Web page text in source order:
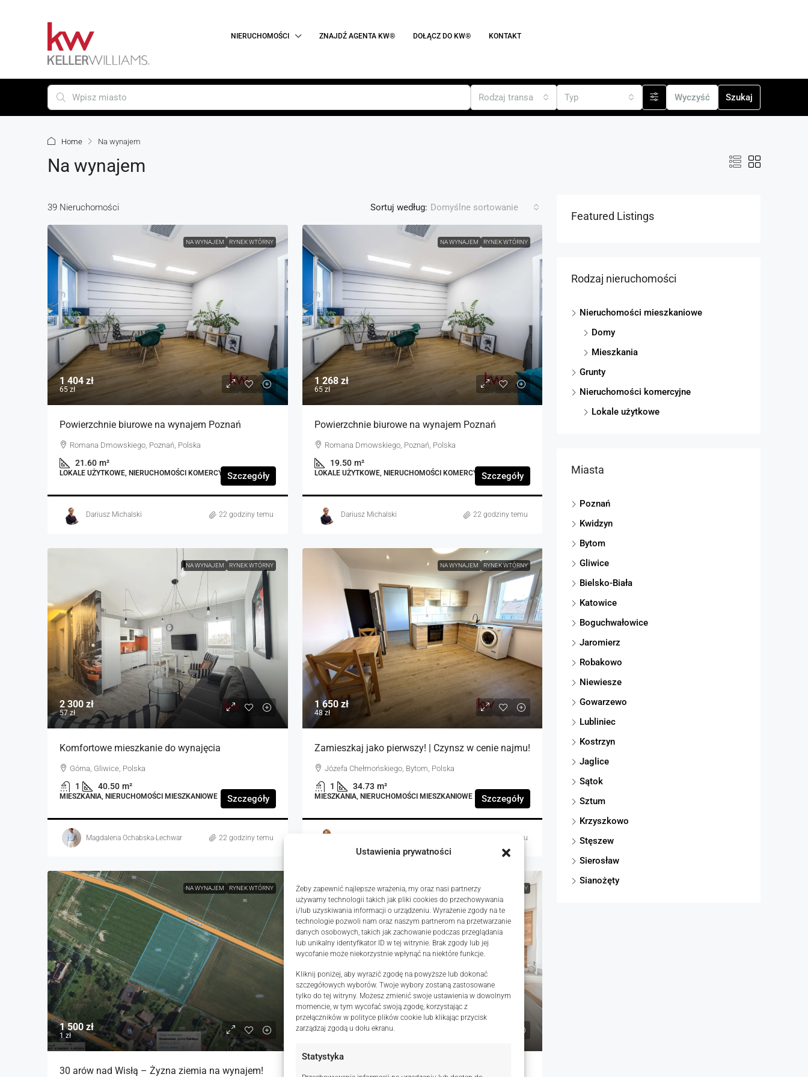
Ustawienia prywatności
Żeby zapewnić najlepsze wrażenia, my oraz nasi partnerzy
używamy technologii takich jak pliki cookies do przechowywania
i/lub uzyskiwania informacji o urządzeniu. Wyrażenie zgody na te
technologie pozwoli nam oraz naszym partnerom na przetwarzanie
danych osobowych, takich jak zachowanie podczas przeglądania
lub unikalny identyfikator ID w tej witrynie. Brak zgody lub jej
wycofanie może niekorzystnie wpłynąć na niektóre funkcje.
Kliknij poniżej, aby wyrazić zgodę na powyższe lub dokonać
szczegółowych wyborów. Twoje wybory zostaną zastosowane
tylko do tej witryny. Możesz zmienić swoje ustawienia w dowolnym
momencie, w tym wycofać swoją zgodę, korzystając z
przełączników w polityce plików cookie lub klikając przycisk
zarządzaj zgodą u dołu ekranu.
Statystyka
NIERUCHOMOŚCI ZNAJDŹ AGENTA KW® DOŁĄCZ DO KW® KONTAKT
Rodzaj transakcji Typ Wyczyść Szukaj
Home Na wynajem
Na wynajem
39 Nieruchomości Sortuj według: Domyślne sortowanie
NA WYNAJEM RYNEK WTÓRNY
1 404 zł
65 zł
Powierzchnie biurowe na wynajem Poznań
Romana Dmowskiego, Poznań, Polska
21.60 m²
LOKALE UŻYTKOWE, NIERUCHOMOŚCI KOMERCYJNESzczegóły
Dariusz Michalski 22 godziny temu
NA WYNAJEM RYNEK WTÓRNY
1 268 zł
65 zł
Powierzchnie biurowe na wynajem Poznań
Romana Dmowskiego, Poznań, Polska
19.50 m²
LOKALE UŻYTKOWE, NIERUCHOMOŚCI KOMERCYJNESzczegóły
Dariusz Michalski 22 godziny temu
NA WYNAJEM RYNEK WTÓRNY
2 300 zł
57 zł
Komfortowe mieszkanie do wynajęcia
Górna, Gliwice, Polska
1 40.50 m²
MIESZKANIA, NIERUCHOMOŚCI MIESZKANIOWE Szczegóły
Magdalena Ochabska-Lechwar 22 godziny temu
NA WYNAJEM RYNEK WTÓRNY
1 650 zł
48 zł
Zamieszkaj jako pierwszy! | Czynsz w cenie najmu!
Józefa Chełmońskiego, Bytom, Polska
1 34.73 m²
MIESZKANIA, NIERUCHOMOŚCI MIESZKANIOWE Szczegóły
22 godziny temu
NA WYNAJEM RYNEK WTÓRNY
1 500 zł
1 zł
30 arów nad Wisłą – Żyzna ziemia na wynajem!
NA WYNAJEM RYNEK WTÓRNY
2 600 zł
Featured Listings
Rodzaj nieruchomości
Nieruchomości mieszkaniowe
Domy
Mieszkania
Grunty
Nieruchomości komercyjne
Lokale użytkowe
Miasta
Poznań
Kwidzyn
Bytom
Gliwice
Bielsko-Biała
Katowice
Boguchwałowice
Jaromierz
Robakowo
Niewiesze
Gowarzewo
Lubliniec
Kostrzyn
Jaglice
Sątok
Sztum
Krzyszkowo
Stęszew
Sierosław
Sianożęty